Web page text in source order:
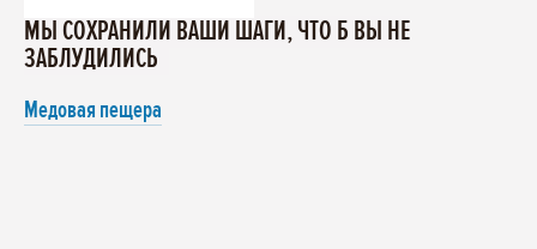
МЫ СОХРАНИЛИ ВАШИ ШАГИ, ЧТО Б ВЫ НЕ
ЗАБЛУДИЛИСЬ
Медовая пещера